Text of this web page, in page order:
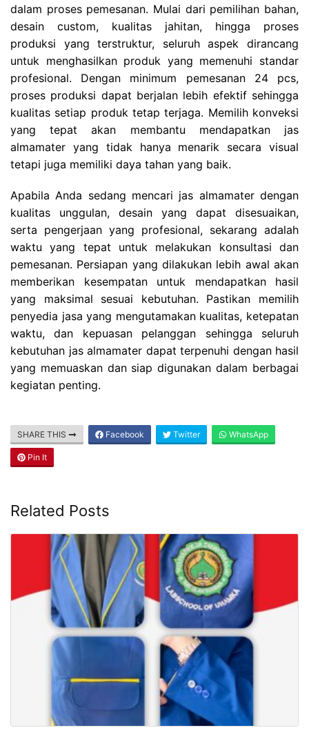
dalam proses pemesanan. Mulai dari pemilihan bahan,
desain custom, kualitas jahitan, hingga proses
produksi yang terstruktur, seluruh aspek dirancang
untuk menghasilkan produk yang memenuhi standar
profesional. Dengan minimum pemesanan 24 pcs,
proses produksi dapat berjalan lebih efektif sehingga
kualitas setiap produk tetap terjaga. Memilih konveksi
yang tepat akan membantu mendapatkan jas
almamater yang tidak hanya menarik secara visual
tetapi juga memiliki daya tahan yang baik.
Apabila Anda sedang mencari jas almamater dengan
kualitas unggulan, desain yang dapat disesuaikan,
serta pengerjaan yang profesional, sekarang adalah
waktu yang tepat untuk melakukan konsultasi dan
pemesanan. Persiapan yang dilakukan lebih awal akan
memberikan kesempatan untuk mendapatkan hasil
yang maksimal sesuai kebutuhan. Pastikan memilih
penyedia jasa yang mengutamakan kualitas, ketepatan
waktu, dan kepuasan pelanggan sehingga seluruh
kebutuhan jas almamater dapat terpenuhi dengan hasil
yang memuaskan dan siap digunakan dalam berbagai
kegiatan penting.
SHARE THIS Facebook Twitter WhatsApp
Pin It
Related Posts